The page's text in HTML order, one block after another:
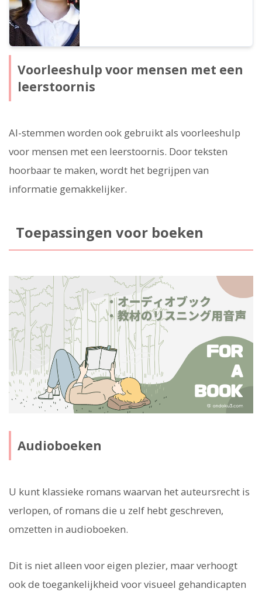
Voorleeshulp voor mensen met een
leerstoornis
AI-stemmen worden ook gebruikt als voorleeshulp
voor mensen met een leerstoornis. Door teksten
hoorbaar te maken, wordt het begrijpen van
informatie gemakkelijker.
Toepassingen voor boeken
Audioboeken
U kunt klassieke romans waarvan het auteursrecht is
verlopen, of romans die u zelf hebt geschreven,
omzetten in audioboeken.
Dit is niet alleen voor eigen plezier, maar verhoogt
ook de toegankelijkheid voor visueel gehandicapten